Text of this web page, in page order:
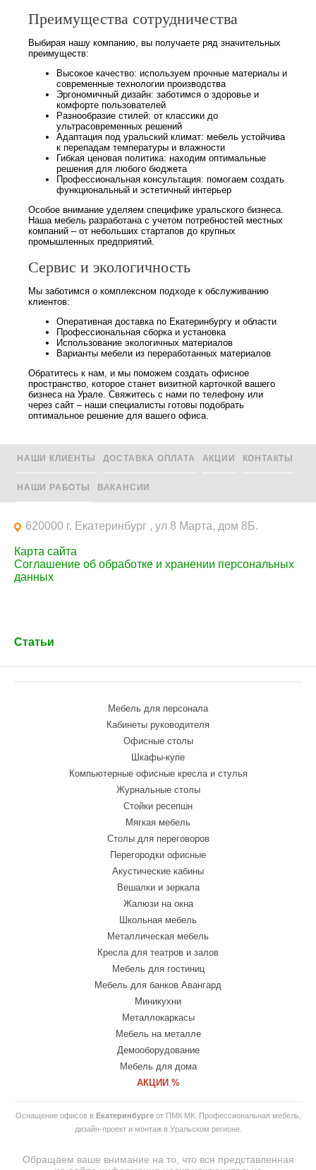
Преимущества сотрудничества
Выбирая нашу компанию, вы получаете ряд значительных
преимуществ:
Высокое качество: используем прочные материалы и
современные технологии производства
Эргономичный дизайн: заботимся о здоровье и
комфорте пользователей
Разнообразие стилей: от классики до
ультрасовременных решений
Адаптация под уральский климат: мебель устойчива
к перепадам температуры и влажности
Гибкая ценовая политика: находим оптимальные
решения для любого бюджета
Профессиональная консультация: помогаем создать
функциональный и эстетичный интерьер
Особое внимание уделяем специфике уральского бизнеса.
Наша мебель разработана с учетом потребностей местных
компаний – от небольших стартапов до крупных
промышленных предприятий.
Сервис и экологичность
Мы заботимся о комплексном подходе к обслуживанию
клиентов:
Оперативная доставка по Екатеринбургу и области
Профессиональная сборка и установка
Использование экологичных материалов
Варианты мебели из переработанных материалов
Обратитесь к нам, и мы поможем создать офисное
пространство, которое станет визитной карточкой вашего
бизнеса на Урале. Свяжитесь с нами по телефону или
через сайт – наши специалисты готовы подобрать
оптимальное решение для вашего офиса.
НАШИ КЛИЕНТЫ ДОСТАВКА ОПЛАТА АКЦИИ КОНТАКТЫ
НАШИ РАБОТЫ ВАКАНСИИ
Статьи
620000 г. Екатеринбург , ул 8 Марта, дом 8Б.
Карта сайта
Соглашение об обработке и хранении персональных
данных
Мебель для персонала
Кабинеты руководителя
Офисные столы
Шкафы-купе
Компьютерные офисные кресла и стулья
Журнальные столы
Стойки ресепшн
Мягкая мебель
Столы для переговоров
Перегородки офисные
Акустические кабины
Вешалки и зеркала
Жалюзи на окна
Школьная мебель
Металлическая мебель
Кресла для театров и залов
Мебель для гостиниц
Мебель для банков Авангард
Миникухни
Металлокаркасы
Мебель на металле
Демооборудование
Мебель для дома
АКЦИИ %
Оснащение офисов в Екатеринбургеот ПМК МК. Профессиональная мебель,
дизайн-проект и монтаж в Уральском регионе.
Обращаем ваше внимание на то, что вся представленная